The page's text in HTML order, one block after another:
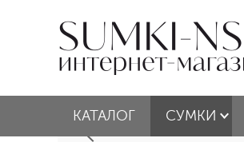
КАТАЛОГ СУМКИ